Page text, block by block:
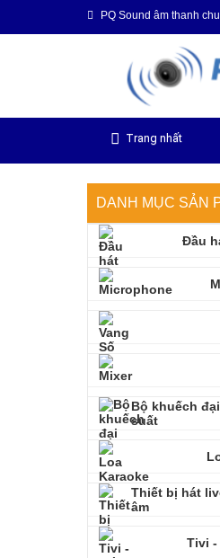
PQ Sound âm thanh
Trang nhất
DANH MỤC SẢN
Đầu
Bộ khuếch
suất
Thiết bị hát
âm
Tivi -